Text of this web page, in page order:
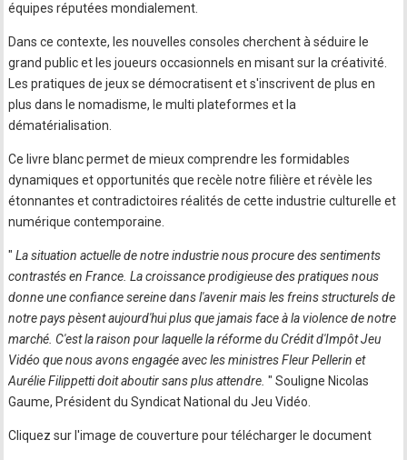
équipes réputées mondialement.
Dans ce contexte, les nouvelles consoles cherchent à séduire le
grand public et les joueurs occasionnels en misant sur la créativité.
Les pratiques de jeux se démocratisent et s'inscrivent de plus en
plus dans le nomadisme, le multi plateformes et la
dématérialisation.
Ce livre blanc permet de mieux comprendre les formidables
dynamiques et opportunités que recèle notre filière et révèle les
étonnantes et contradictoires réalités de cette industrie culturelle et
numérique contemporaine.
" La situation actuelle de notre industrie nous procure des sentiments
contrastés en France. La croissance prodigieuse des pratiques nous
donne une confiance sereine dans l'avenir mais les freins structurels de
notre pays pèsent aujourd'hui plus que jamais face à la violence de notre
marché. C'est la raison pour laquelle la réforme du Crédit d'Impôt Jeu
Vidéo que nous avons engagée avec les ministres Fleur Pellerin et
Aurélie Filippetti doit aboutir sans plus attendre." Souligne Nicolas
Gaume, Président du Syndicat National du Jeu Vidéo.
Cliquez sur l'image de couverture pour télécharger le document